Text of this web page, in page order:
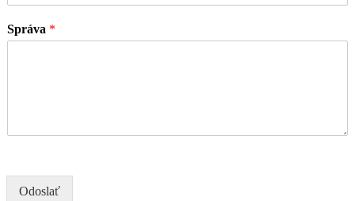
Správa *
Odoslať